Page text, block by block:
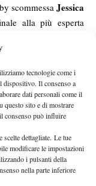
tecnologie come i
dispositivo. Il consenso a
dati personali come il
questo sito e di mostrare
consenso può influire
scelte dettagliate. Le tue
modificare le impostazioni
i pulsanti della
nella parte inferiore
scommessaJessica
alla più esperta
maschile appena
del nostro
da favorito del
Basso/Moncagatto),
Gregoire Barrere
su cemento di
di Santa Fe il
concede il secondo
Sorgi, successo